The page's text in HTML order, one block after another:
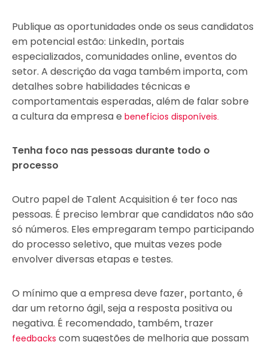
Publique as oportunidades onde os seus candidatos
em potencial estão: LinkedIn, portais
especializados, comunidades online, eventos do
setor. A descrição da vaga também importa, com
detalhes sobre habilidades técnicas e
comportamentais esperadas, além de falar sobre
a cultura da empresa e benefícios disponíveis.
Tenha foco nas pessoas durante todo o
processo
Outro papel de Talent Acquisition é ter foco nas
pessoas. É preciso lembrar que candidatos não são
só números. Eles empregaram tempo participando
do processo seletivo, que muitas vezes pode
envolver diversas etapas e testes.
O mínimo que a empresa deve fazer, portanto, é
dar um retorno ágil, seja a resposta positiva ou
negativa. É recomendado, também, trazer
feedbacks com sugestões de melhoria que possam